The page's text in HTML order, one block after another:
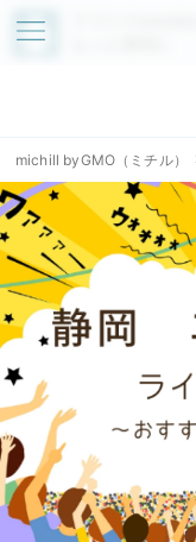
アプリでmichill
michill byGMO（ミチル）